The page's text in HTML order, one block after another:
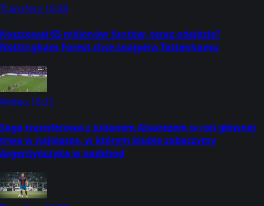
Transfery 16:30
Kosztował 65 milionów funtów, teraz odejdzie?
Nottingham Forest chce snajpera Tottenhamu
Wideo 16:21
Saga transferowa z Julianem Alvarezem w roli głównej
trwa w najlepsze. w którym klubie zobaczymy
Argentyńczyka w nadchod